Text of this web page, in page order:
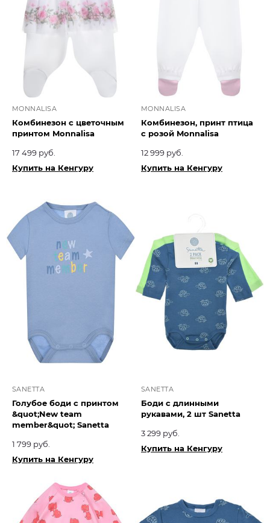
MONNALISA
Комбинезон с цветочным
принтом Monnalisa
17 499 руб.
Купить на Кенгуру
MONNALISA
Комбинезон, принт птица
с розой Monnalisa
12 999 руб.
Купить на Кенгуру
SANETTA
Голубое боди с принтом
&quot;New team
member&quot; Sanetta
1 799 руб.
Купить на Кенгуру
SANETTA
Боди с длинными
рукавами, 2 шт Sanetta
3 299 руб.
Купить на Кенгуру